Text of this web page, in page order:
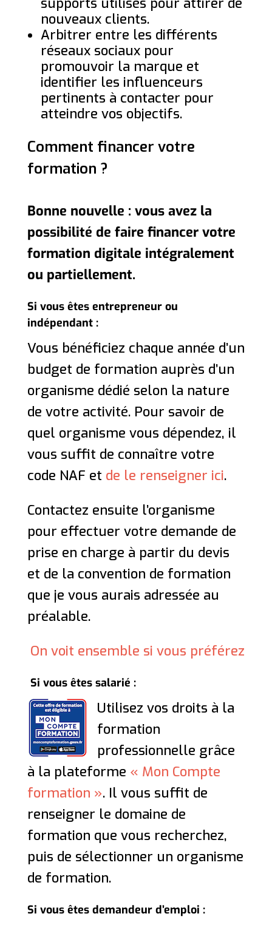
nouveaux clients.
Arbitrer entre les différents
réseaux sociaux pour
promouvoir la marque et
identifier les influenceurs
pertinents à contacter pour
atteindre vos objectifs.
Comment financer votre
formation ?
Bonne nouvelle : vous avez la
possibilité de faire financer votre
formation digitale intégralement
ou partiellement.
Si vous êtes entrepreneur ou
indépendant :
Vous bénéficiez chaque année d’un
budget de formation auprès d’un
organisme dédié selon la nature
de votre activité. Pour savoir de
quel organisme vous dépendez, il
vous suffit de connaître votre
code NAF et de le renseigner ici.
Contactez ensuite l’organisme
pour effectuer votre demande de
prise en charge à partir du devis
et de la convention de formation
que je vous aurais adressée au
préalable.
On voit ensemble si vous préférez
Si vous êtes salarié :
Utilisez vos droits à la
formation
professionnelle grâce
à la plateforme « Mon Compte
formation ». Il vous suffit de
renseigner le domaine de
formation que vous recherchez,
puis de sélectionner un organisme
de formation.
Si vous êtes demandeur d’emploi :